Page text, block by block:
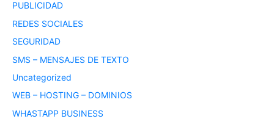
PUBLICIDAD
REDES SOCIALES
SEGURIDAD
SMS – MENSAJES DE TEXTO
Uncategorized
WEB – HOSTING – DOMINIOS
WHASTAPP BUSINESS